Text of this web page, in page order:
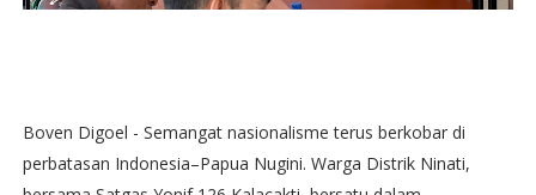
Boven Digoel - Semangat nasionalisme terus berkobar di
perbatasan Indonesia–Papua Nugini. Warga Distrik Ninati,